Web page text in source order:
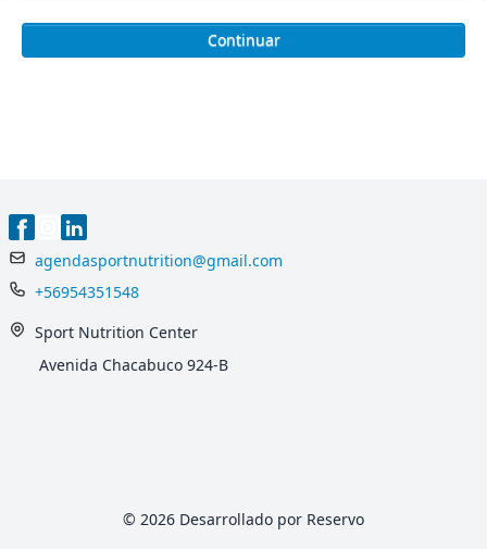
Continuar
agendasportnutrition@gmail.com
+56954351548
Sport Nutrition Center
Avenida Chacabuco 924-B
© 2026 Desarrollado por Reservo